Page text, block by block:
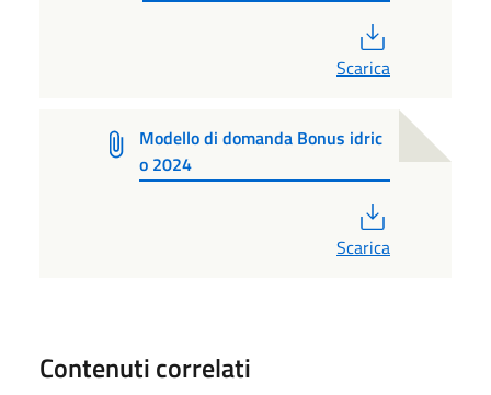
Scarica
Modello di domanda Bonus idric
o 2024
Scarica
Contenuti correlati